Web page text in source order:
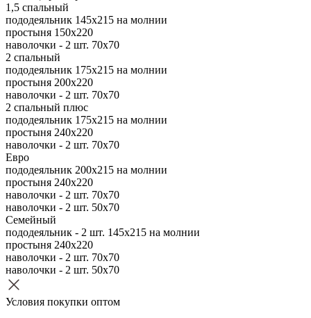
1,5 спальный
пододеяльник 145х215 на молнии
простыня 150х220
наволочки - 2 шт. 70х70
2 спальный
пододеяльник 175х215 на молнии
простыня 200х220
наволочки - 2 шт. 70х70
2 спальный плюс
пододеяльник 175х215 на молнии
простыня 240х220
наволочки - 2 шт. 70х70
Евро
пододеяльник 200х215 на молнии
простыня 240х220
наволочки - 2 шт. 70х70
наволочки - 2 шт. 50х70
Семейный
пододеяльник - 2 шт. 145х215 на молнии
простыня 240х220
наволочки - 2 шт. 70х70
наволочки - 2 шт. 50х70
Условия покупки оптом